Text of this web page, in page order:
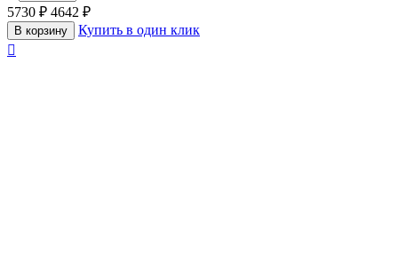
5730 ₽ 4642 ₽
В корзину
Купить в один клик
